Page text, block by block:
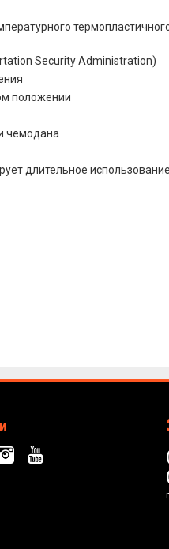
Security Administration)
положении
чемодана
длительное